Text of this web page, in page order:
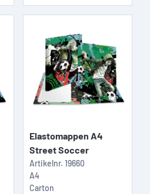
Elastomappen A4
Street Soccer
Artikelnr. 19660
A4
Carton